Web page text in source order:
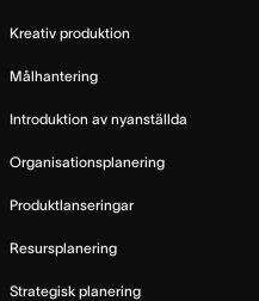
Kreativ produktion
Målhantering
Introduktion av nyanställda
Organisationsplanering
Produktlanseringar
Resursplanering
Strategisk planering